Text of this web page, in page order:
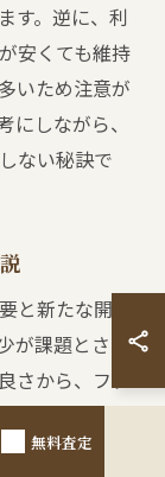
す。逆に、利
安くても維持
いため注意が
しながら、
ない秘訣で
新たな開発
が課題とされ
から、ファ
。特に、鳥取
おり、資産形
無料査定